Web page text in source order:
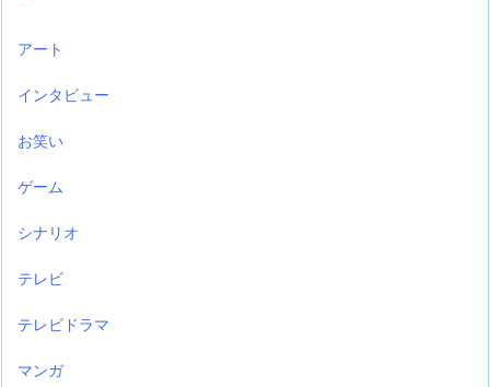
アート
インタビュー
お笑い
ゲーム
シナリオ
テレビ
テレビドラマ
マンガ